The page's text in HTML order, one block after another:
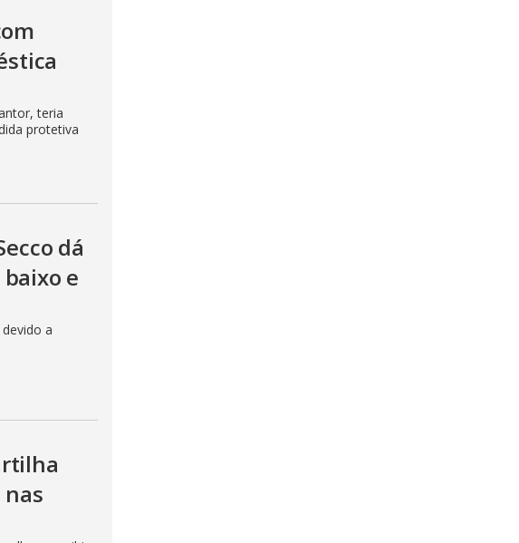
teria
protetiva
dá
e
a